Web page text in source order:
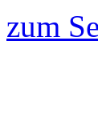
zum